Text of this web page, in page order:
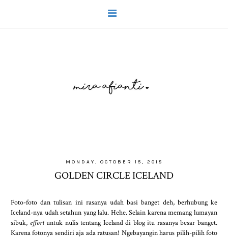
MONDAY, OCTOBER 15, 2018
GOLDEN CIRCLE ICELAND
Foto-foto dan tulisan ini rasanya udah basi banget deh, berhubung ke
Iceland-nya udah setahun yang lalu. Hehe. Selain karena memang lumayan
sibuk, effortuntuk nulis tentang Iceland di blog itu rasanya besar banget.
Karena fotonya sendiri aja ada ratusan! Ngebayangin harus pilih-pilih foto